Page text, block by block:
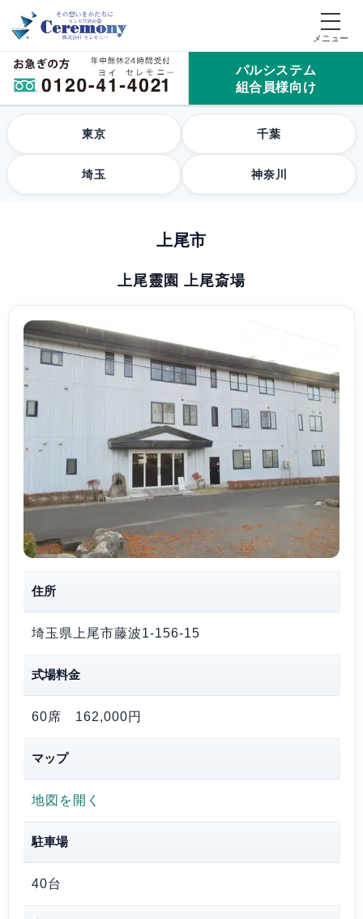
パルシステム
組合員様向け
東京 千葉
埼玉 神奈川
上尾市
上尾靈園 上尾斎場
住所
埼玉県上尾市藤波1-156-15
式場料金
60席 162,000円
マップ
地図を開く
駐車場
40台